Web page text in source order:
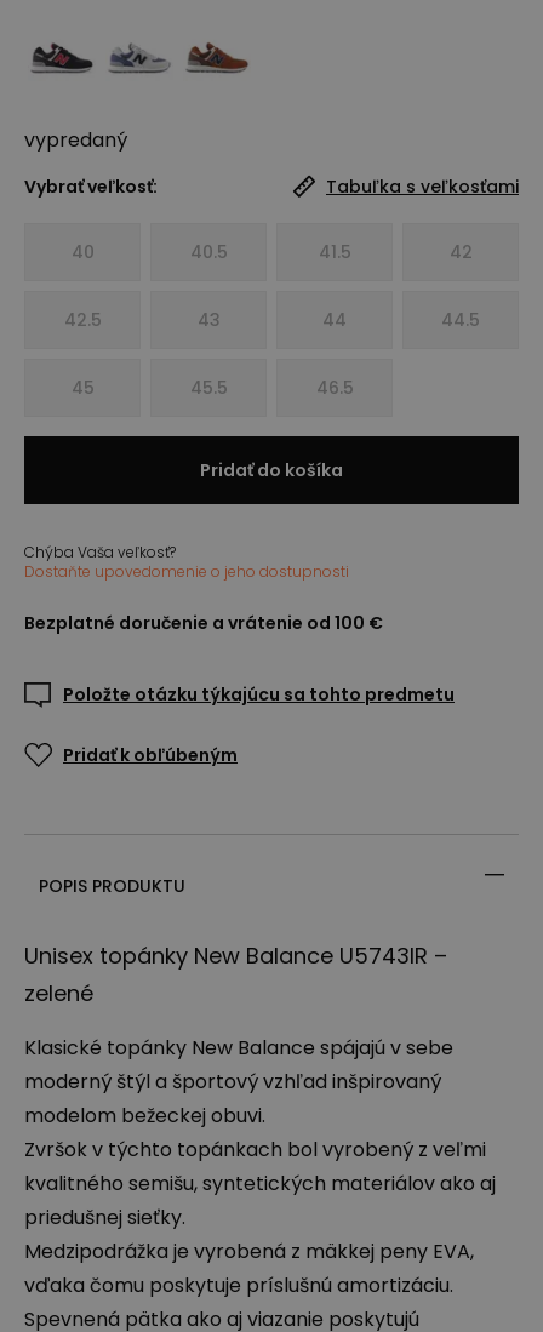
vypredaný
Vybrať veľkosť: Tabuľka s veľkosťami
40 40.5 41.5 42
42.5 43 44 44.5
45 45.5 46.5
Pridať do košíka
Chýba Vaša veľkosť?
Dostaňte upovedomenie o jeho dostupnosti
Bezplatné doručenie a vrátenie od 100 €
Položte otázku týkajúcu sa tohto predmetu
Pridať k obľúbeným
POPIS PRODUKTU
Unisex topánky New Balance U5743IR –
zelené
Klasické topánky New Balance spájajú v sebe
moderný štýl a športový vzhľad inšpirovaný
modelom bežeckej obuvi.
Zvršok v týchto topánkach bol vyrobený z veľmi
kvalitného semišu, syntetických materiálov ako aj
priedušnej sieťky.
Medzipodrážka je vyrobená z mäkkej peny EVA,
vďaka čomu poskytuje príslušnú amortizáciu.
Spevnená pätka ako aj viazanie poskytujú